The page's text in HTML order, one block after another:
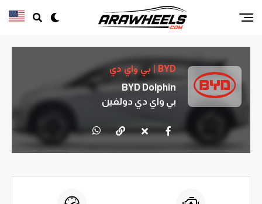
BYD | بي واي دي
BYD Dolphin
بي واي دي دولفين